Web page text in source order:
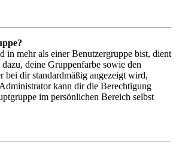
in mehr als einer Benutzergruppe bist, dient
deine Gruppenfarbe sowie den
bei dir standardmäßig angezeigt wird,
kann dir die Berechtigung
im persönlichen Bereich selbst